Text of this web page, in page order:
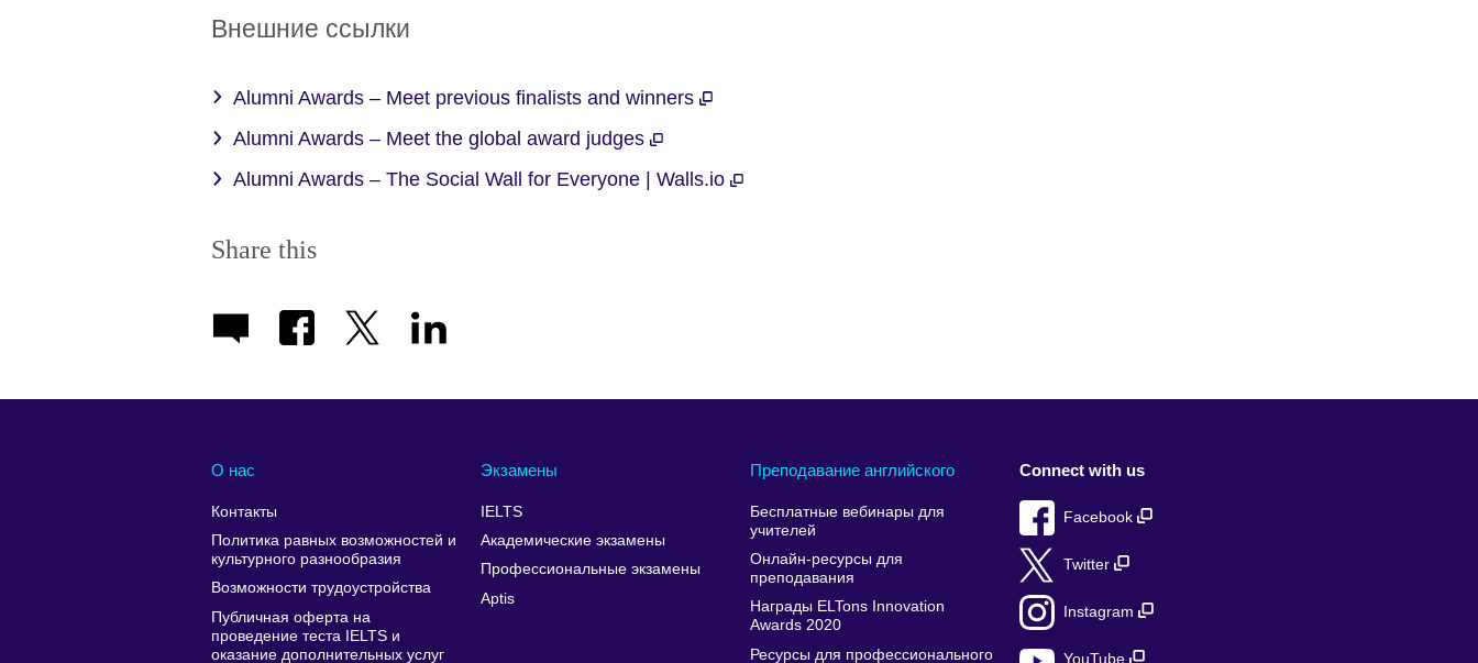
Внешние ссылки
Alumni Awards – Meet previous finalists and winners
Alumni Awards – Meet the global award judges
Alumni Awards – The Social Wall for Everyone | Walls.io
Share this
О нас
Контакты
Политика равных возможностей и
культурного разнообразия
Возможности трудоустройства
Публичная оферта на
проведение теста IELTS и
оказание дополнительных услуг
Экзамены
IELTS
Академические экзамены
Профессиональные экзамены
Aptis
Преподавание английского
Бесплатные вебинары для
учителей
Онлайн-ресурсы для
преподавания
Награды ELTons Innovation
Awards 2020
Ресурсы для профессионального
Connect with us
Facebook
Twitter
Instagram
YouTube